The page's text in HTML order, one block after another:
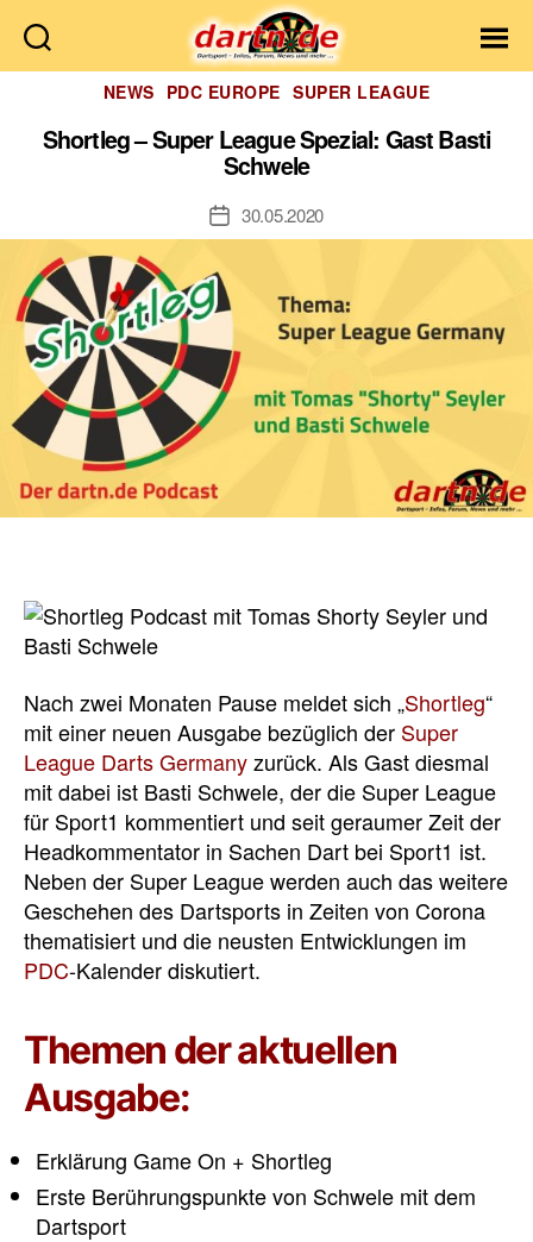
Dartn.de
Kategorien
NEWS PDC EUROPE SUPER LEAGUE
Shortleg – Super League Spezial: Gast Basti
Schwele
Veröffentlichungsdatum
30.05.2020
Nach zwei Monaten Pause meldet sich „Shortleg“
mit einer neuen Ausgabe bezüglich der Super
League Darts Germanyzurück. Als Gast diesmal
mit dabei ist Basti Schwele, der die Super League
für Sport1 kommentiert und seit geraumer Zeit der
Headkommentator in Sachen Dart bei Sport1 ist.
Neben der Super League werden auch das weitere
Geschehen des Dartsports in Zeiten von Corona
thematisiert und die neusten Entwicklungen im
PDC-Kalender diskutiert.
Themen der aktuellen
Ausgabe:
Erklärung Game On + Shortleg
Erste Berührungspunkte von Schwele mit dem
Dartsport